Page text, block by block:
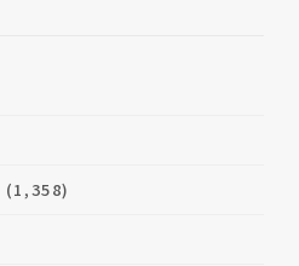
(1,358)